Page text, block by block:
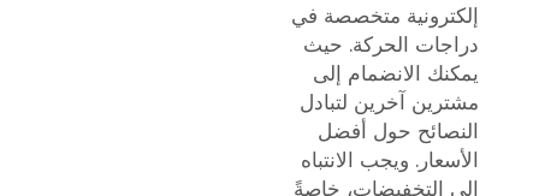
إلكترونية متخصصة في
دراجات الحركة. حيث
يمكنك الانضمام إلى
مشترين آخرين لتبادل
النصائح حول أفضل
الأسعار. ويجب الانتباه
إلى التخفيضات، خاصةً